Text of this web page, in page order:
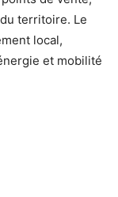
territoire. Le
local,
et mobilité